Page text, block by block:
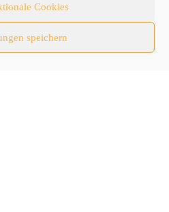
Cookies
speichern